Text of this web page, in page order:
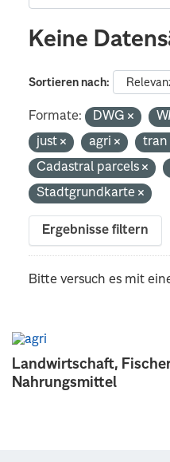
Landwirtschaft,
Nahrungsmittel
Keine
Sortieren nach
Formate: DWG
just
agri
Cadastral parcels
Stadtgrundkarte
Ergebnisse filtern
Bitte versuch es mit